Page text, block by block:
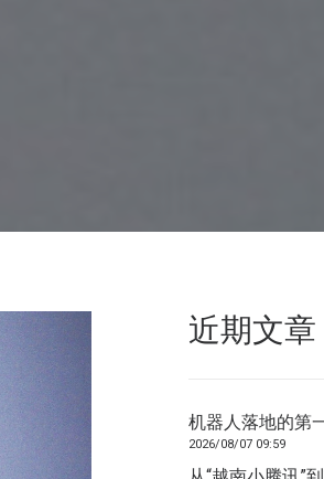
近期文章
机器人落地的第
2026/08/07 09:59